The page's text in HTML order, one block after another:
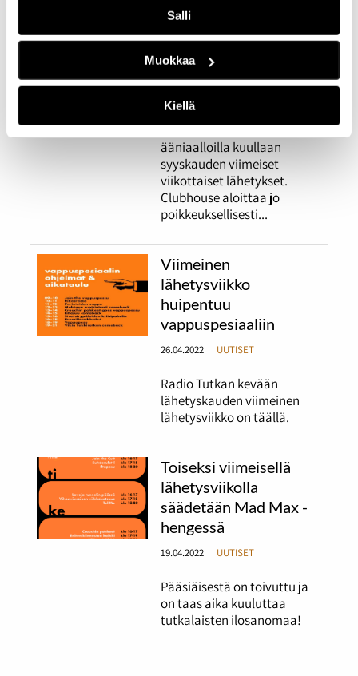
Salli
Muokkaa
Kiellä
Radio Tutkan
perinteinen
jouluspesiaali päättää
radion syyskauden
Tiistaina Radio Tutkan
ääniaalloilla kuullaan
syyskauden viimeiset
viikottaiset lähetykset.
Clubhouse aloittaa jo
poikkeuksellisesti...
Viimeinen
lähetysviikko
huipentuu
vappuspesiaaliin
26.04.2022 UUTISET
Radio Tutkan kevään
lähetyskauden viimeinen
lähetysviikko on täällä.
Toiseksi viimeisellä
lähetysviikolla
säädetään Mad Max -
hengessä
19.04.2022 UUTISET
Pääsiäisestä on toivuttu ja
on taas aika kuuluttaa
tutkalaisten ilosanomaa!